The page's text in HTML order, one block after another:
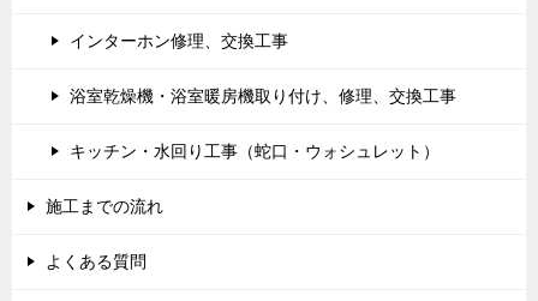
インターホン修理、交換工事
浴室乾燥機・浴室暖房機取り付け、修理、交換工事
キッチン・水回り工事（蛇口・ウォシュレット）
施工までの流れ
よくある質問